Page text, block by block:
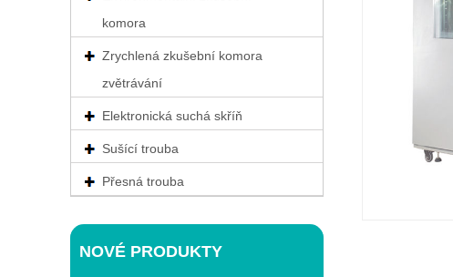
komora
Zrychlená zkušební komora
zvětrávání
Elektronická suchá skříň
Sušící trouba
Přesná trouba
NOVÉ PRODUKTY